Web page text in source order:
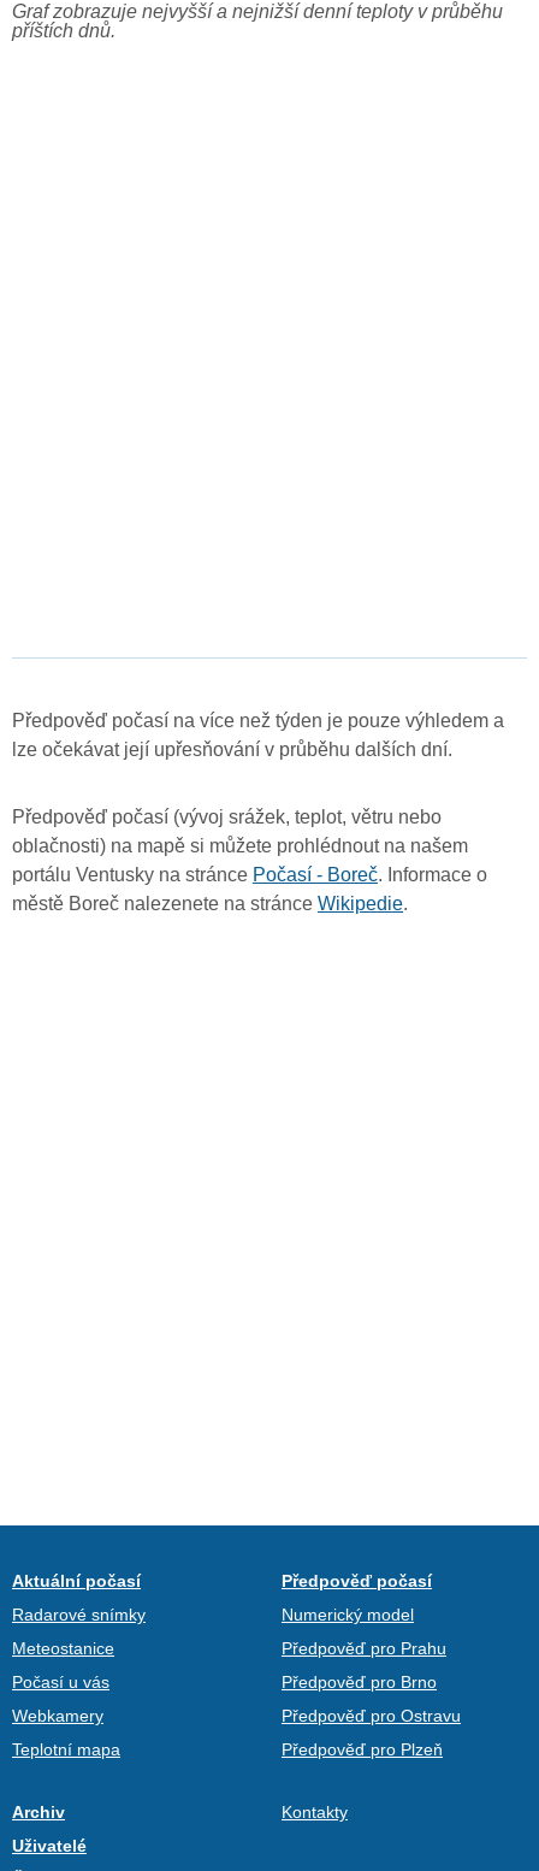
Graf zobrazuje nejvyšší a nejnižší denní teploty v průběhu
příštích dnů.
Předpověď počasí na více než týden je pouze výhledem a
lze očekávat její upřesňování v průběhu dalších dní.
Předpověď počasí (vývoj srážek, teplot, větru nebo
oblačnosti) na mapě si můžete prohlédnout na našem
portálu Ventusky na stránce Počasí - Boreč. Informace o
městě Boreč nalezenete na stránce Wikipedie.
Aktuální počasí
Radarové snímky
Meteostanice
Počasí u vás
Webkamery
Teplotní mapa
Předpověď počasí
Numerický model
Předpověď pro Prahu
Předpověď pro Brno
Předpověď pro Ostravu
Předpověď pro Plzeň
Archiv
Uživatelé
Kontakty